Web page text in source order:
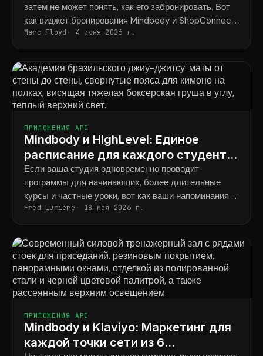
затем не может понять, как его забронировать. Вот
как виджет бронирования Mindbody и ShopConnect
навсегда решают эту проблему.
Marc Floyd 4 июня 2026 г.
ПРИЛОЖЕНИЯ API
Mindbody и HighLevel: Единое
расписание для каждого студента
во всех программах.
Если ваша студия одновременно проводит
программы для начинающих, более длительные
курсы и частные уроки, вот как ваши напоминания в
итоге будут соответствовать тому, что фактически
забронировал каждый ученик.
Fred Lumiere 18 мая 2026 г.
ПРИЛОЖЕНИЯ API
Mindbody и Klaviyo: Маркетинг для
каждой точки сети из 6